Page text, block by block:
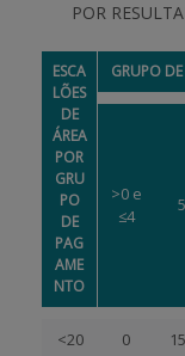
POR
ESCA
LÕES
DE
ÁREA
POR
GRU
PO
DE
PAG
AME
NTO
GRUPO
>0 e
≤4
5
<20 0